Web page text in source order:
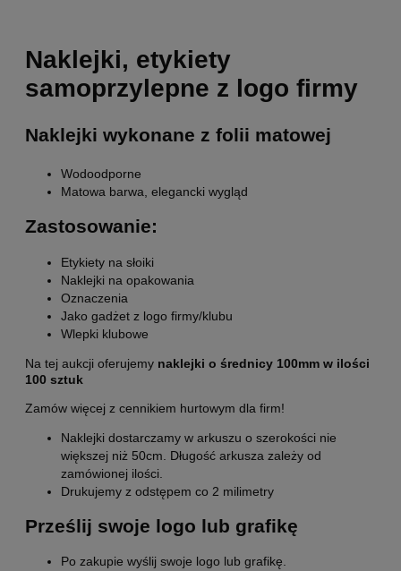
Naklejki, etykiety
samoprzylepne z logo firmy
Naklejki wykonane z folii matowej
Wodoodporne
Matowa barwa, elegancki wygląd
Zastosowanie:
Etykiety na słoiki
Naklejki na opakowania
Oznaczenia
Jako gadżet z logo firmy/klubu
Wlepki klubowe
Na tej aukcji oferujemy naklejki o średnicy 100mm w ilości
100 sztuk
Zamów więcej z cennikiem hurtowym dla firm!
Naklejki dostarczamy w arkuszu o szerokości nie
większej niż 50cm. Długość arkusza zależy od
zamówionej ilości.
Drukujemy z odstępem co 2 milimetry
Prześlij swoje logo lub grafikę
Po zakupie wyślij swoje logo lub grafikę.